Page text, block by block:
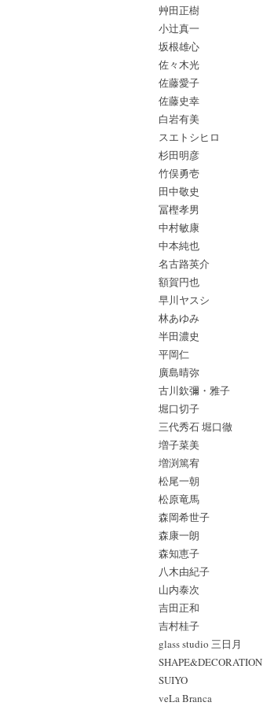
艸田正樹
小辻真一
坂根雄心
佐々木光
佐藤愛子
佐藤史幸
白岩有美
スエトシヒロ
杉田明彦
竹俣勇壱
田中敬史
冨樫孝男
中村敏康
中本純也
名古路英介
額賀円也
早川ヤスシ
林あゆみ
半田濃史
平岡仁
廣島晴弥
古川欽彌・雅子
堀口切子
三代秀石 堀口徹
増子菜美
増渕篤宥
松尾一朝
松原竜馬
森岡希世子
森康一朗
森知恵子
八木由紀子
山内泰次
吉田正和
吉村桂子
glass studio 三日月
SHAPE&DECORATION
SUIYO
veLa Branca